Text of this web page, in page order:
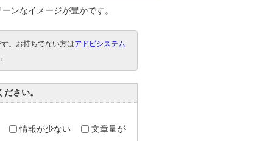
ンなイメージが豊かです。
。お持ちでない方はアドビシステム
さい。
情報が少ない 文章量が